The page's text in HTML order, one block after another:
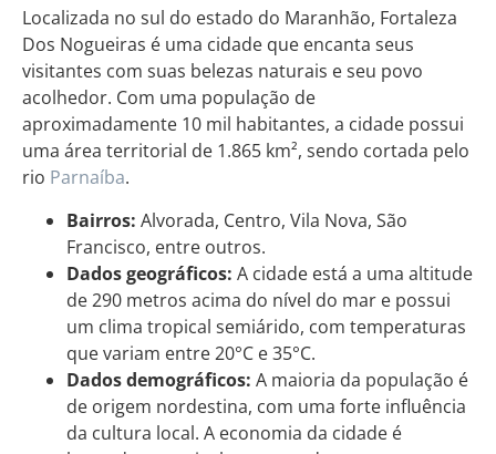
Localizada no sul do estado do Maranhão, Fortaleza
Dos Nogueiras é uma cidade que encanta seus
visitantes com suas belezas naturais e seu povo
acolhedor. Com uma população de
aproximadamente 10 mil habitantes, a cidade possui
uma área territorial de 1.865 km², sendo cortada pelo
rio Parnaíba.
Bairros: Alvorada, Centro, Vila Nova, São
Francisco, entre outros.
Dados geográficos: A cidade está a uma altitude
de 290 metros acima do nível do mar e possui
um clima tropical semiárido, com temperaturas
que variam entre 20°C e 35°C.
Dados demográficos: A maioria da população é
de origem nordestina, com uma forte influência
da cultura local. A economia da cidade é